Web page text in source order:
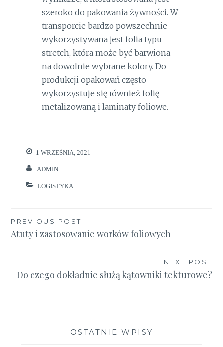
szeroko do pakowania żywności. W
transporcie bardzo powszechnie
wykorzystywana jest folia typu
stretch, która może być barwiona
na dowolnie wybrane kolory. Do
produkcji opakowań często
wykorzystuje się również folię
metalizowaną i laminaty foliowe.
1 WRZEŚNIA, 2021
ADMIN
LOGISTYKA
Nawigacja
wpisu
PREVIOUS POST
Atuty i zastosowanie worków foliowych
NEXT POST
Do czego dokładnie służą kątowniki tekturowe?
OSTATNIE WPISY